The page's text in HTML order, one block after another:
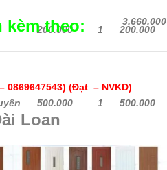
3.660.000
200.000 1 200.000
500.000 1 500.000
kèm theo:
– 0869647543) (Đạt – NVKD)
Loan